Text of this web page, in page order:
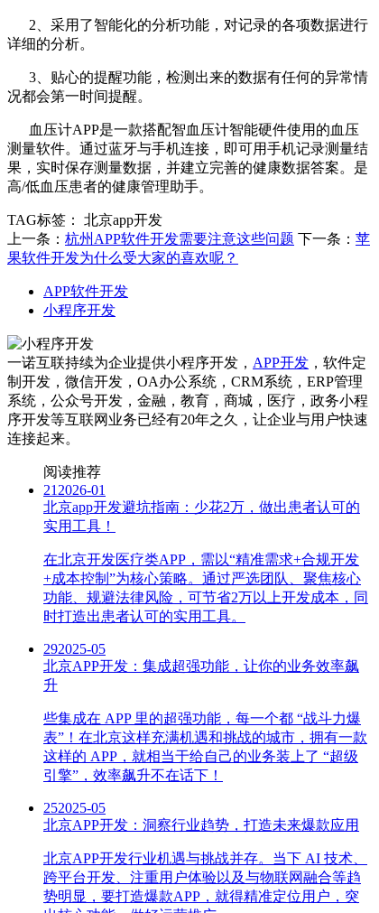
2、采用了智能化的分析功能，对记录的各项数据进行
详细的分析。
3、贴心的提醒功能，检测出来的数据有任何的异常情
况都会第一时间提醒。
血压计APP是一款搭配智血压计智能硬件使用的血压
测量软件。通过蓝牙与手机连接，即可用手机记录测量结
果，实时保存测量数据，并建立完善的健康数据答案。是
高/低血压患者的健康管理助手。
TAG标签：
北京app开发
上一条： 杭州APP软件开发需要注意这些问题 下一条： 苹
果软件开发为什么受大家的喜欢呢？
APP软件开发
小程序开发
一诺互联持续为企业提供小程序开发， APP开发 ，软件定
制开发，微信开发，OA办公系统，CRM系统，ERP管理
系统，公众号开发，金融，教育，商城，医疗，政务小程
序开发等互联网业务已经有20年之久，让企业与用户快速
连接起来。
阅读推荐
21 2026-01
北京app开发避坑指南：少花2万，做出患者认可的
实用工具！
在北京开发医疗类APP，需以“精准需求+合规开发
+成本控制”为核心策略。通过严选团队、聚焦核心
功能、规避法律风险，可节省2万以上开发成本，同
时打造出患者认可的实用工具。
292025-05
北京APP开发：集成超强功能，让你的业务效率飙
升
些集成在 APP 里的超强功能，每一个都 “战斗力爆
表”！在北京这样充满机遇和挑战的城市，拥有一款
这样的 APP，就相当于给自己的业务装上了 “超级
引擎”，效率飙升不在话下！
252025-05
北京APP开发：洞察行业趋势，打造未来爆款应用
北京APP开发行业机遇与挑战并存。当下 AI 技术、
跨平台开发、注重用户体验以及与物联网融合等趋
势明显，要打造爆款APP，就得精准定位用户，突